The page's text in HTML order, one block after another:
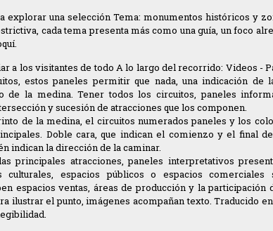
explorar una selección Tema: monumentos históricos y
cada tema presenta más como una guía, un foco
a los visitantes de todo A lo largo del recorrido: Videos -
estos paneles permitir que nada, una indicación de
de la medina. Tener todos los circuitos, paneles
y sucesión de atracciones que los componen.
de la medina, el circuitos numerados paneles y los
Doble cara, que indican el comienzo y el final
indican la dirección de la caminar.
principales atracciones, paneles interpretativos
espacios públicos o espacios comerciales
espacios ventas, áreas de producción y la participación
ilustrar el punto, imágenes acompañan texto. Traducido